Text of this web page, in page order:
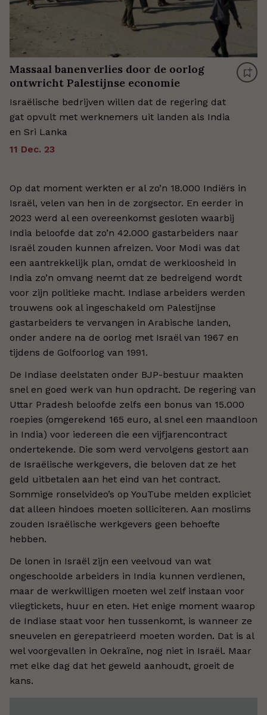
Massaal banenverlies door de oorlog
ontwricht Palestijnse economie
Israëlische bedrijven willen dat de regering dat
gat opvult met werknemers uit landen als India
en Sri Lanka
11 Dec. 23
Op dat moment werkten er al zo’n 18.000 Indiërs in
Israël, velen van hen in de zorgsector. En eerder in
2023 werd al een overeenkomst gesloten waarbij
India beloofde dat zo’n 42.000 gastarbeiders naar
Israël zouden kunnen afreizen. Voor Modi was dat
een aantrekkelijk plan, omdat de werkloosheid in
India zo’n omvang neemt dat ze bedreigend wordt
voor zijn politieke macht. Indiase arbeiders werden
trouwens ook al ingeschakeld om Palestijnse
gastarbeiders te vervangen in Arabische landen,
onder andere na de oorlog met Israël van 1967 en
tijdens de Golfoorlog van 1991.
De Indiase deelstaten onder BJP-bestuur maakten
snel en goed werk van hun opdracht. De regering van
Uttar Pradesh beloofde zelfs een bonus van 15.000
roepies (omgerekend 165 euro, al snel een maandloon
in India) voor iedereen die een vijfjarencontract
ondertekende. Die som werd vervolgens gestort aan
de Israëlische werkgevers, die beloven dat ze het
geld uitbetalen aan het eind van het contract.
Sommige ronselvideo’s op YouTube melden expliciet
dat alleen hindoes moeten solliciteren. Aan moslims
zouden Israëlische werkgevers geen behoefte
hebben.
De lonen in Israël zijn een veelvoud van wat
ongeschoolde arbeiders in India kunnen verdienen,
maar de werkwilligen moeten wel zelf instaan voor
vliegtickets, huur en eten. Het enige moment waarop
de Indiase staat voor hen tussenkomt, is wanneer ze
sneuvelen en gerepatrieerd moeten worden. Dat is al
wel voorgevallen in Oekraïne, nog niet in Israël. Maar
met elke dag dat het geweld aanhoudt, groeit de
kans.